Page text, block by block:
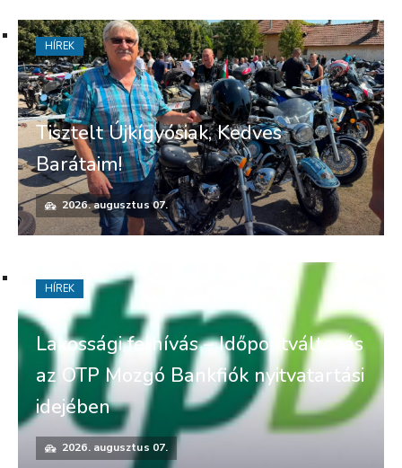
Tisztelt Újkígyósiak, Kedves
Barátaim!
2026. augusztus 07.
HÍREK
Lakossági felhívás – Időpontváltozás
az OTP Mozgó Bankfiók nyitvatartási
idejében
2026. augusztus 07.
HÍREK